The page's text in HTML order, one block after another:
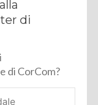
di
di CorCom?